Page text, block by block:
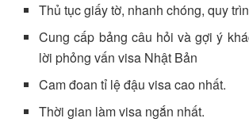
Thủ tục giấy tờ, nhanh chóng, quy
Cung cấp bảng câu hỏi và gợi ý
lời phỏng vấn visa Nhật Bản
Cam đoan tỉ lệ đậu visa cao nhất.
Thời gian làm visa ngắn nhất.